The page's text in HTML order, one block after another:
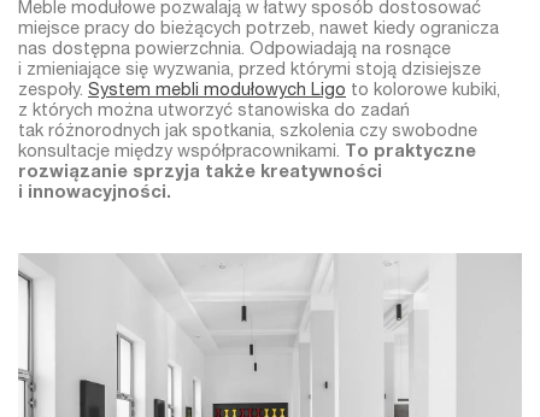
Meble modułowe pozwalają w łatwy sposób dostosować
miejsce pracy do bieżących potrzeb, nawet kiedy ogranicza
nas dostępna powierzchnia. Odpowiadają na rosnące
i zmieniające się wyzwania, przed którymi stoją dzisiejsze
zespoły. System mebli modułowych Ligo to kolorowe kubiki,
z których można utworzyć stanowiska do zadań
tak różnorodnych jak spotkania, szkolenia czy swobodne
konsultacje między współpracownikami.
To praktyczne
rozwiązanie sprzyja także kreatywności
i innowacyjności.